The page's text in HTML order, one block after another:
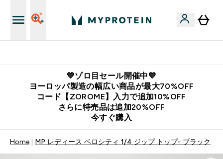
💙ゾロ目セール開催中💙
ヨーロッパ製造の幅広い商品が最大70%OFF
コード【ZOROME】入力で追加10%OFF
さらに特売品は追加20%OFF
今すぐ購入
Home MP レディース ベロシティ 1/4 ジップ トップ- ブラック